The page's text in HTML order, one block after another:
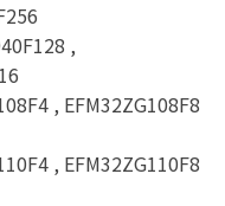
,
, EFM32ZG108F8
, EFM32ZG110F8